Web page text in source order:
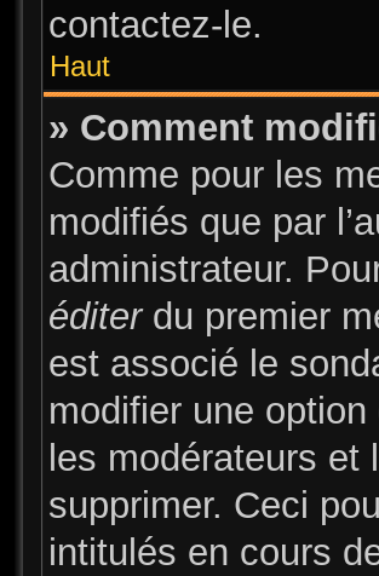
contactez-le.
Haut
» Comment
Comme pour les
modifiés que par
administrateur.
éditerdu premier
est associé le
modifier une
les modérateurs
supprimer. Ceci
intitulés en cours